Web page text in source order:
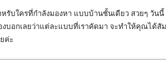
หรับใครที่กำลังมองหา แบบบ้านชั้นเดียว สวยๆ วันนี้
งบอกเลยว่าแต่ละแบบที่เราคัดมา จะทำให้คุณได้
ค่ะ